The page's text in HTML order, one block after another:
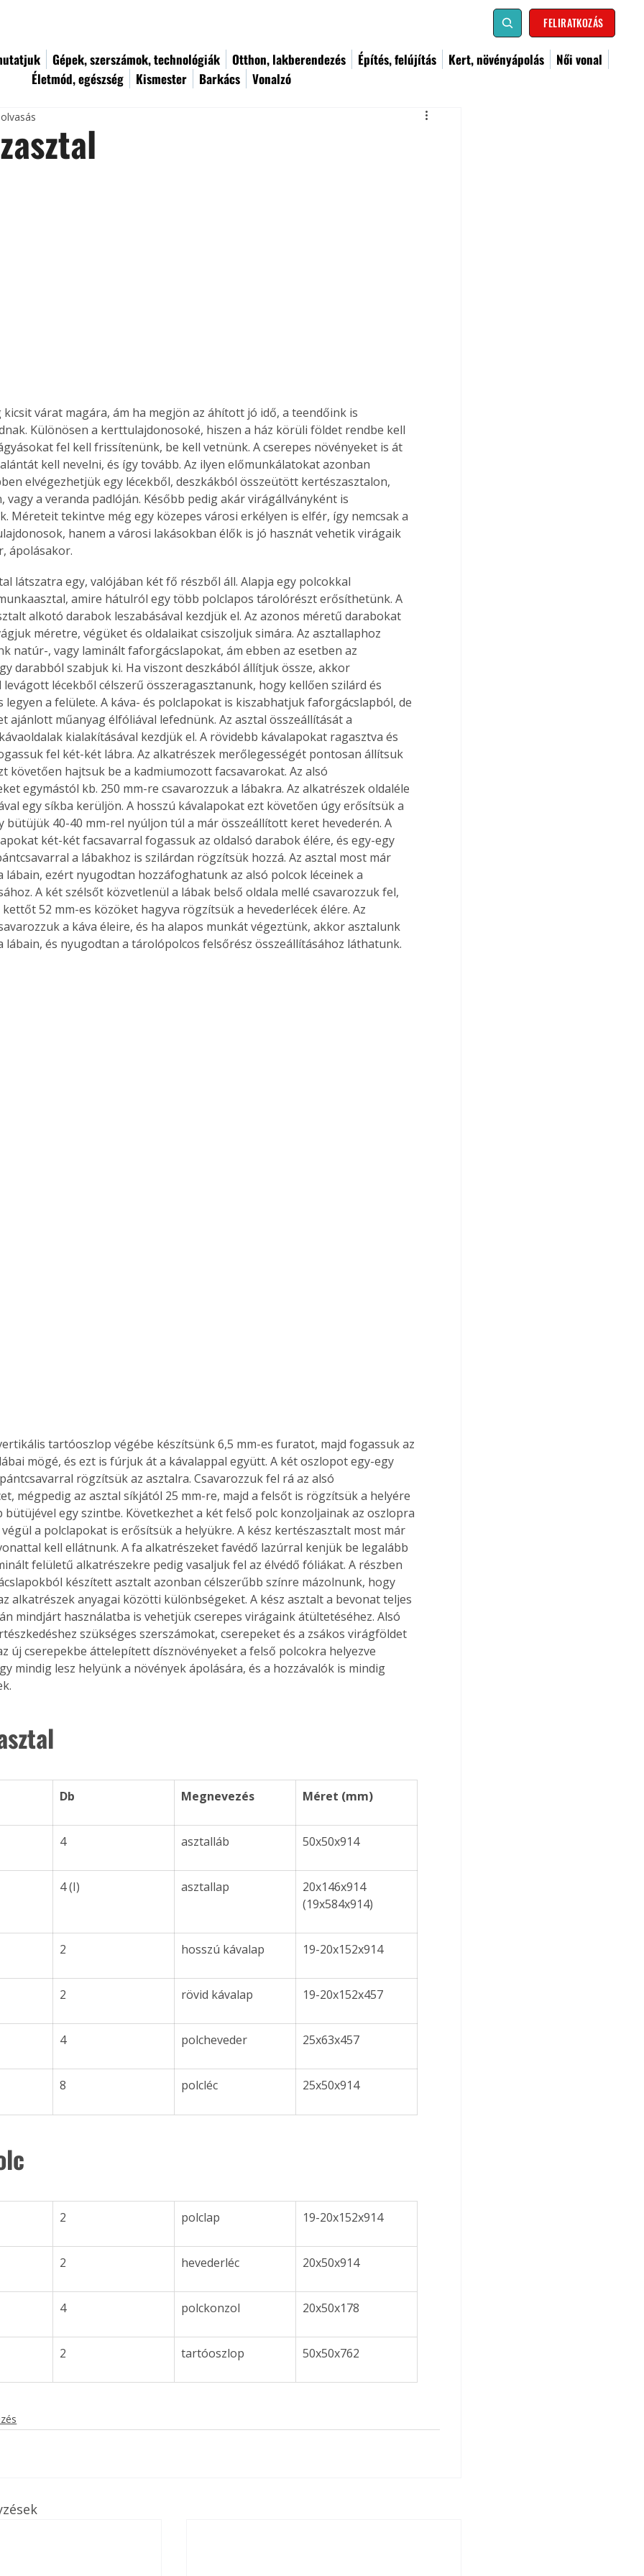
FELIRATKOZÁS
Gépek, szerszámok, technológiák Otthon, lakberendezés Építés, felújítás Kert, növényápolás
Női vonal
Életmód, egészség
Kismester Barkács Vonalzó
új,
egyedi
vagy
is
Bárhol,
élve
az
A
megrendelhetők!
kicsit várat magára, ám ha megjön az áhított jó idő, a teendőink is
Különösen a kerttulajdonosoké, hiszen a ház körüli földet rendbe kell
fel kell frissítenünk, be kell vetnünk. A cserepes növényeket is át
kell nevelni, és így tovább. Az ilyen előmunkálatokat azonban
elvégezhetjük egy lécekből, deszkákból összeütött kertészasztalon,
vagy a veranda padlóján. Később pedig akár virágállványként is
Méreteit tekintve még egy közepes városi erkélyen is elfér, így nemcsak a
hanem a városi lakásokban élők is jó hasznát vehetik virágaik
ápolásakor.
látszatra egy, valójában két fő részből áll. Alapja egy polcokkal
amire hátulról egy több polclapos tárolórészt erősíthetünk. A
alkotó darabok leszabásával kezdjük el. Az azonos méretű darabokat
méretre, végüket és oldalaikat csiszoljuk simára. Az asztallaphoz
natúr-, vagy laminált faforgácslapokat, ám ebben az esetben az
darabból szabjuk ki. Ha viszont deszkából állítjuk össze, akkor
lécekből célszerű összeragasztanunk, hogy kellően szilárd és
legyen a felülete. A káva- és polclapokat is kiszabhatjuk faforgácslapból, de
ajánlott műanyag élfóliával lefednünk. Az asztal összeállítását a
kialakításával kezdjük el. A rövidebb kávalapokat ragasztva és
fel két-két lábra. Az alkatrészek merőlegességét pontosan állítsuk
követően hajtsuk be a kadmiumozott facsavarokat. Az alsó
egymástól kb. 250 mm-re csavarozzuk a lábakra. Az alkatrészek oldaléle
egy síkba kerüljön. A hosszú kávalapokat ezt követően úgy erősítsük a
bütüjük 40-40 mm-rel nyúljon túl a már összeállított keret hevederén. A
két-két facsavarral fogassuk az oldalsó darabok élére, és egy-egy
a lábakhoz is szilárdan rögzítsük hozzá. Az asztal most már
lábain, ezért nyugodtan hozzáfoghatunk az alsó polcok léceinek a
A két szélsőt közvetlenül a lábak belső oldala mellé csavarozzuk fel,
kettőt 52 mm-es közöket hagyva rögzítsük a hevederlécek élére. Az
a káva éleire, és ha alapos munkát végeztünk, akkor asztalunk
lábain, és nyugodtan a tárolópolcos felsőrész összeállításához láthatunk.
mögé, és ezt is fúrjuk át a kávalappal együtt. A két oszlopot egy-egy
rögzítsük az asztalra. Csavarozzuk fel rá az alsó
mégpedig az asztal síkjától 25 mm-re, majd a felsőt is rögzítsük a helyére
egy szintbe. Következhet a két felső polc konzoljainak az oszlopra
végül a polclapokat is erősítsük a helyükre. A kész kertészasztalt most már
kell ellátnunk. A fa alkatrészeket favédő lazúrral kenjük be legalább
felületű alkatrészekre pedig vasaljuk fel az élvédő fóliákat. A részben
készített asztalt azonban célszerűbb színre mázolnunk, hogy
alkatrészek anyagai közötti különbségeket. A kész asztalt a bevonat teljes
mindjárt használatba is vehetjük cserepes virágaink átültetéséhez. Alsó
szükséges szerszámokat, cserepeket és a zsákos virágföldet
új cserepekbe áttelepített dísznövényeket a felső polcokra helyezve
mindig lesz helyünk a növények ápolására, és a hozzávalók is mindig
Db Megnevezés Méret (mm)
4 asztalláb 50x50x914
4 (I) asztallap
20x146x914
(19x584x914)
2 hosszú kávalap 19-20x152x914
2 rövid kávalap 19-20x152x457
4 polcheveder 25x63x457
8 polcléc 25x50x914
2 polclap 19-20x152x914
2 hevederléc 20x50x914
4 polckonzol 20x50x178
2 tartóoszlop 50x50x762